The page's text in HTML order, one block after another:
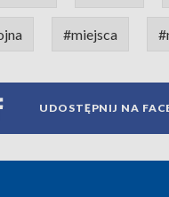
#miejsca
UDOSTĘPNIJ NA